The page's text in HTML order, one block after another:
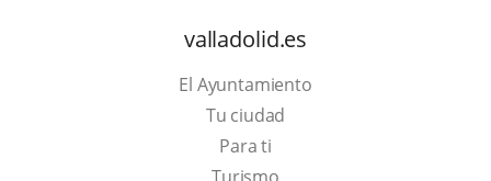
valladolid.es
El Ayuntamiento
Tu ciudad
Para ti
This